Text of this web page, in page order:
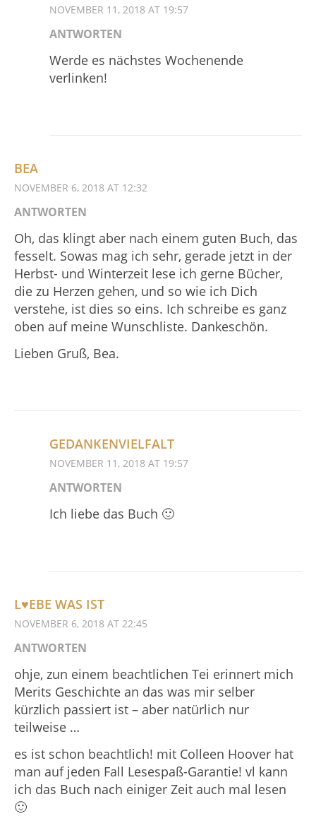
NOVEMBER 11, 2018 AT 19:57
ANTWORTEN
Werde es nächstes Wochenende
verlinken!
BEA
NOVEMBER 6, 2018 AT 12:32
ANTWORTEN
Oh, das klingt aber nach einem guten Buch, das
fesselt. Sowas mag ich sehr, gerade jetzt in der
Herbst- und Winterzeit lese ich gerne Bücher,
die zu Herzen gehen, und so wie ich Dich
verstehe, ist dies so eins. Ich schreibe es ganz
oben auf meine Wunschliste. Dankeschön.
Lieben Gruß, Bea.
GEDANKENVIELFALT
NOVEMBER 11, 2018 AT 19:57
ANTWORTEN
Ich liebe das Buch 🙂
L♥EBE WAS IST
NOVEMBER 6, 2018 AT 22:45
ANTWORTEN
ohje, zun einem beachtlichen Tei erinnert mich
Merits Geschichte an das was mir selber
kürzlich passiert ist – aber natürlich nur
teilweise …
es ist schon beachtlich! mit Colleen Hoover hat
man auf jeden Fall Lesespaß-Garantie! vl kann
ich das Buch nach einiger Zeit auch mal lesen
🙂